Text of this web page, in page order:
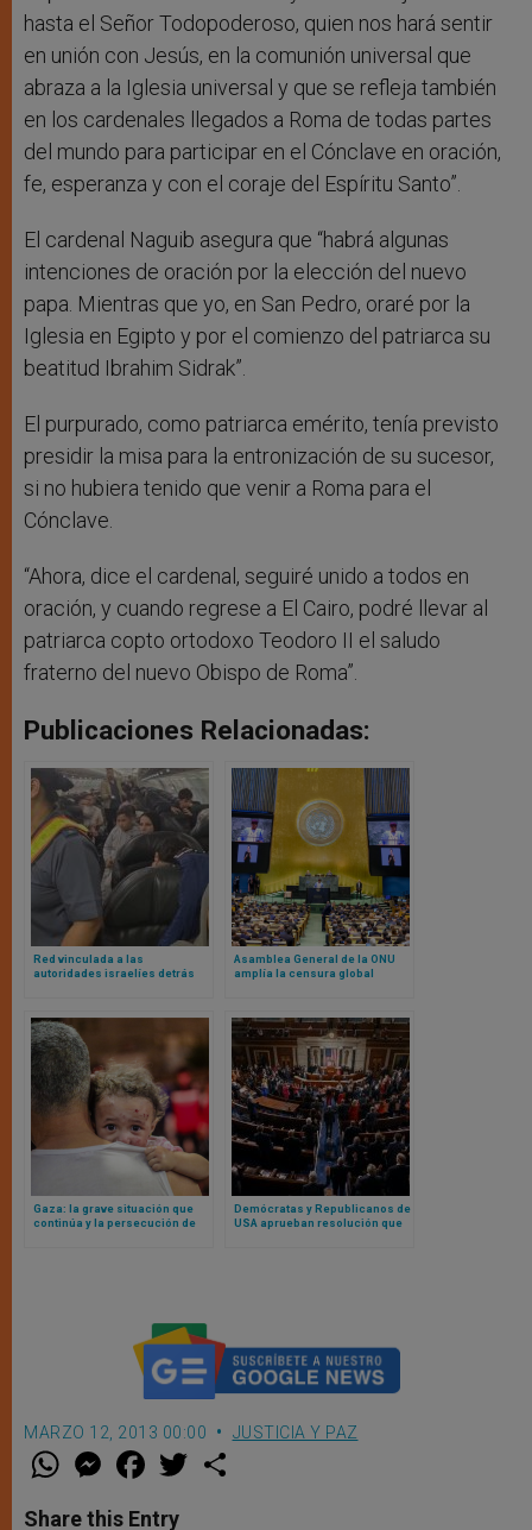
hasta el Señor Todopoderoso, quien nos hará sentir
en unión con Jesús, en la comunión universal que
abraza a la Iglesia universal y que se refleja también
en los cardenales llegados a Roma de todas partes
del mundo para participar en el Cónclave en oración,
fe, esperanza y con el coraje del Espíritu Santo”.
El cardenal Naguib asegura que “habrá algunas
intenciones de oración por la elección del nuevo
papa. Mientras que yo, en San Pedro, oraré por la
Iglesia en Egipto y por el comienzo del patriarca su
beatitud Ibrahim Sidrak”.
El purpurado, como patriarca emérito, tenía previsto
presidir la misa para la entronización de su sucesor,
si no hubiera tenido que venir a Roma para el
Cónclave.
“Ahora, dice el cardenal, seguiré unido a todos en
oración, y cuando regrese a El Cairo, podré llevar al
patriarca copto ortodoxo Teodoro II el saludo
fraterno del nuevo Obispo de Roma”.
Publicaciones Relacionadas:
Red vinculada a las
autoridades israelíes detrás
Asamblea General de la ONU
amplía la censura global
Gaza: la grave situación que
continúa y la persecución de
Demócratas y Republicanos de
USA aprueban resolución que
MARZO 12, 2013 00:00 JUSTICIA Y PAZ
W
t
M
e
s
F
a
e
w
Share this Entry